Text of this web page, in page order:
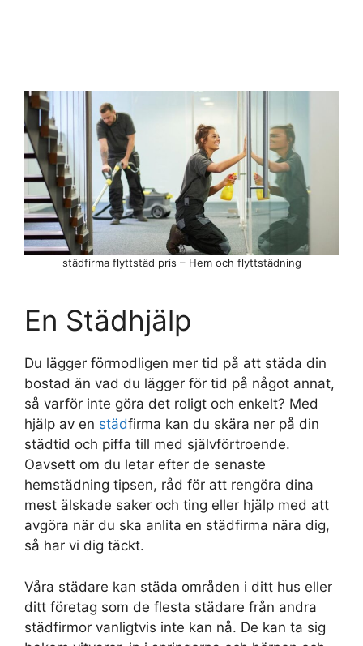
En Städhjälp
Du lägger förmodligen mer tid på att städa din
bostad än vad du lägger för tid på något annat,
så varför inte göra det roligt och enkelt? Med
hjälp av en städfirma kan du skära ner på din
städtid och piffa till med självförtroende.
Oavsett om du letar efter de senaste
hemstädning tipsen, råd för att rengöra dina
mest älskade saker och ting eller hjälp med att
avgöra när du ska anlita en städfirma nära dig,
så har vi dig täckt.
Våra städare kan städa områden i ditt hus eller
ditt företag som de flesta städare från andra
städfirmor vanligtvis inte kan nå. De kan ta sig
städfirma flyttstäd pris – Hem och flyttstädning